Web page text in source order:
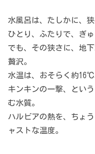
水風呂は、たしかに、狭
ひとり、ふたりで、ぎ
でも、その狭さに、地
贅沢。
水温は、おそらく約16℃
キンキンの一撃、とい
む水質。
ハルビアの熱を、ちょ
ャストな温度。